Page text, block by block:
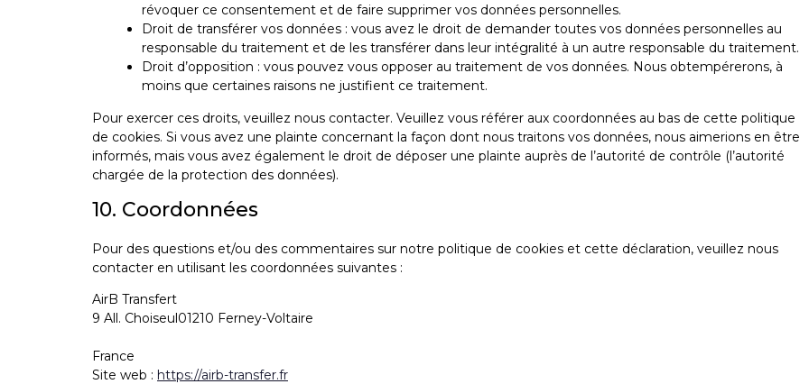
révoquer ce consentement et de faire supprimer vos données personnelles.
Droit de transférer vos données : vous avez le droit de demander toutes vos données personnelles au
responsable du traitement et de les transférer dans leur intégralité à un autre responsable du traitement.
Droit d’opposition : vous pouvez vous opposer au traitement de vos données. Nous obtempérerons, à
moins que certaines raisons ne justifient ce traitement.
Pour exercer ces droits, veuillez nous contacter. Veuillez vous référer aux coordonnées au bas de cette politique
de cookies. Si vous avez une plainte concernant la façon dont nous traitons vos données, nous aimerions en être
informés, mais vous avez également le droit de déposer une plainte auprès de l’autorité de contrôle (l’autorité
chargée de la protection des données).
10. Coordonnées
Pour des questions et/ou des commentaires sur notre politique de cookies et cette déclaration, veuillez nous
contacter en utilisant les coordonnées suivantes :
AirB Transfert
9 All. Choiseul01210 Ferney-Voltaire
France
Site web : https://airb-transfer.fr